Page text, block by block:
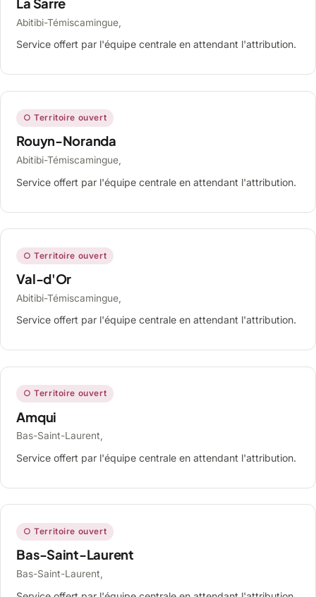
Abitibi-Témiscamingue,
Service offert par l'équipe centrale en attendant l'attribution.
○ Territoire ouvert
Rouyn-Noranda
Abitibi-Témiscamingue,
Service offert par l'équipe centrale en attendant l'attribution.
○ Territoire ouvert
Val-d'Or
Abitibi-Témiscamingue,
Service offert par l'équipe centrale en attendant l'attribution.
○ Territoire ouvert
Amqui
Bas-Saint-Laurent,
Service offert par l'équipe centrale en attendant l'attribution.
○ Territoire ouvert
Bas-Saint-Laurent
Bas-Saint-Laurent,